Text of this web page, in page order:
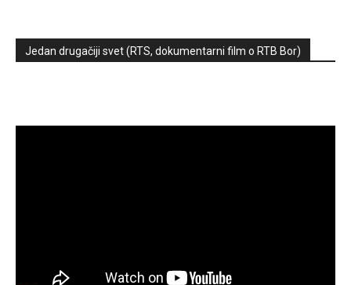
Jedan drugačiji svet (RTS, dokumentarni film o RTB Bor)